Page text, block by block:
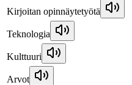
Kirjoitan opinnäytetyötä
Teknologia
Kulttuuri
Arvot